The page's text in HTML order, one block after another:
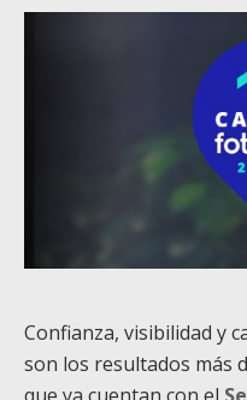
Confianza, visibilidad y
son los resultados más